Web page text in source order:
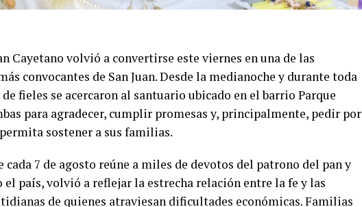
Cayetano volvió a convertirse este viernes en una de las
convocantes de San Juan. Desde la medianoche y durante toda
fieles se acercaron al santuario ubicado en el barrio Parque
para agradecer, cumplir promesas y, principalmente, pedir por
sostener a sus familias.
cada 7 de agosto reúne a miles de devotos del patrono del pan y
el país, volvió a reflejar la estrecha relación entre la fe y las
de quienes atraviesan dificultades económicas. Familias